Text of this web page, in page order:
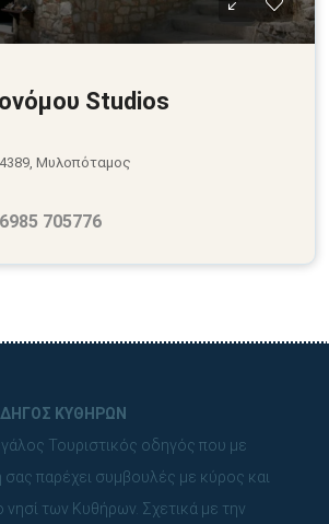
Studios
Μυλοπόταμος
705776
ΚΥΘΗΡΩΝ
Τουριστικός οδηγός που με
σας παρέχει συμβουλές με κύρος και
νησί των Κυθήρων. Σχετικά με την